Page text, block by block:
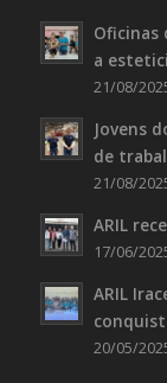
Oficinas
a
21/08/
Jovens
de
21/08/
ARIL
17/06/
ARIL
20/05/